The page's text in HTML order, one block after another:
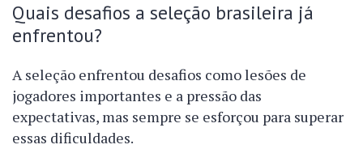
Quais desafios a seleção brasileira já
enfrentou?
A seleção enfrentou desafios como lesões de
jogadores importantes e a pressão das
expectativas, mas sempre se esforçou para superar
essas dificuldades.